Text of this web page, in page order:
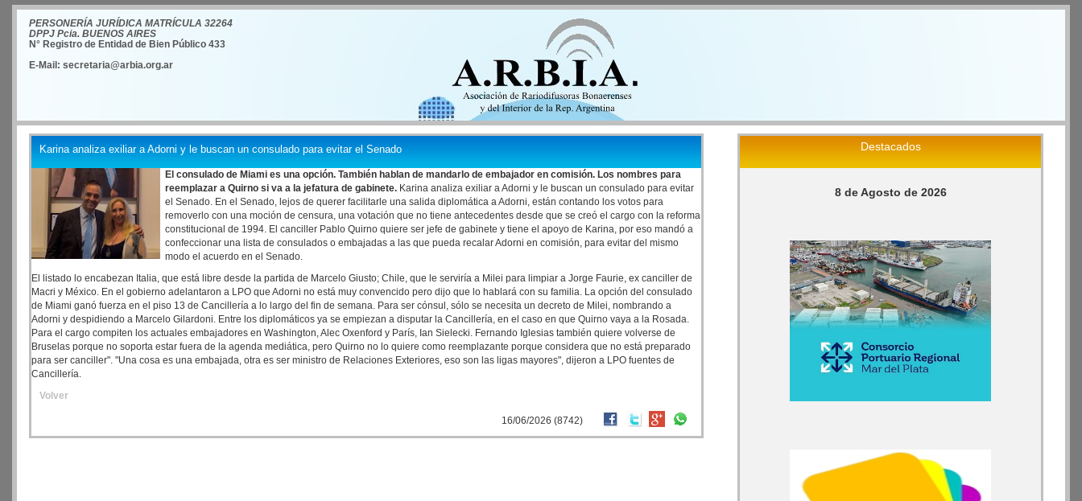
PERSONERÍA JURÍDICA MATRÍCULA 32264
DPPJ Pcia. BUENOS AIRES
N° Registro de Entidad de Bien Público 433
E-Mail: secretaria@arbia.org.ar
Karina analiza exiliar a Adorni y le buscan un consulado para evitar el Senado
El consulado de Miami es una opción. También hablan de mandarlo de embajador en comisión. Los nombres para
reemplazar a Quirno si va a la jefatura de gabinete. Karina analiza exiliar a Adorni y le buscan un consulado para evitar
el Senado. En el Senado, lejos de querer facilitarle una salida diplomática a Adorni, están contando los votos para
removerlo con una moción de censura, una votación que no tiene antecedentes desde que se creó el cargo con la reforma
constitucional de 1994. El canciller Pablo Quirno quiere ser jefe de gabinete y tiene el apoyo de Karina, por eso mandó a
confeccionar una lista de consulados o embajadas a las que pueda recalar Adorni en comisión, para evitar del mismo
modo el acuerdo en el Senado.
El listado lo encabezan Italia, que está libre desde la partida de Marcelo Giusto; Chile, que le serviría a Milei para limpiar a Jorge Faurie, ex canciller de
Macri y México. En el gobierno adelantaron a LPO que Adorni no está muy convencido pero dijo que lo hablará con su familia. La opción del consulado
de Miami ganó fuerza en el piso 13 de Cancillería a lo largo del fin de semana. Para ser cónsul, sólo se necesita un decreto de Milei, nombrando a
Adorni y despidiendo a Marcelo Gilardoni. Entre los diplomáticos ya se empiezan a disputar la Cancillería, en el caso en que Quirno vaya a la Rosada.
Para el cargo compiten los actuales embajadores en Washington, Alec Oxenford y París, Ian Sielecki. Fernando Iglesias también quiere volverse de
Bruselas porque no soporta estar fuera de la agenda mediática, pero Quirno no lo quiere como reemplazante porque considera que no está preparado
para ser canciller". "Una cosa es una embajada, otra es ser ministro de Relaciones Exteriores, eso son las ligas mayores", dijeron a LPO fuentes de
Cancillería.
Volver
16/06/2026 (8742)
Destacados
8 de Agosto de 2026